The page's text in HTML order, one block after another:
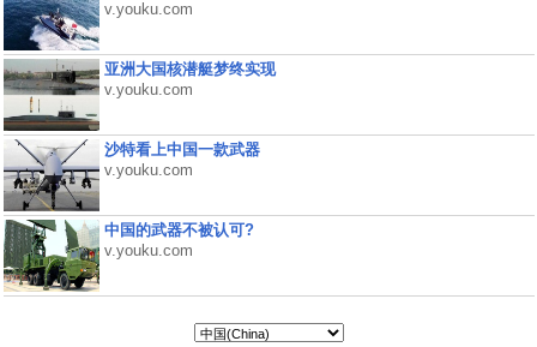
v.youku.com
亚洲大国核潜艇梦终实现
v.youku.com
沙特看上中国一款武器
v.youku.com
中国的武器不被认可?
v.youku.com